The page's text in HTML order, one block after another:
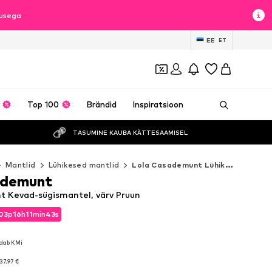
EE ET
Top 100 Brändid Inspiratsioon
TASUMINE KAUBA KÄTTESAAMISEL
Mantlid Lühikesed mantlid Lola Casademunt Lühikesed mantlid
p16h11min42s
KMi
€
p16h11min42s
Kevad-sügismantel, värv Pruun